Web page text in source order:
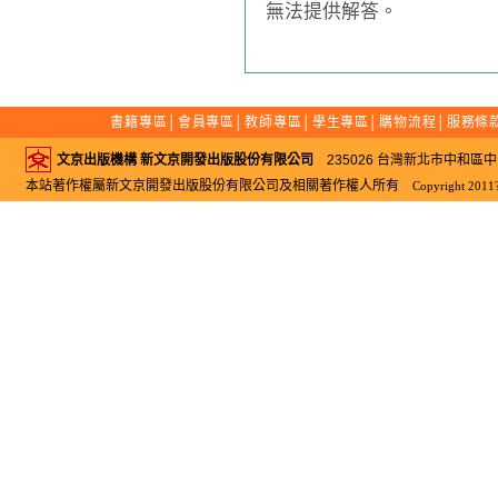
無法提供解答。
書籍專區 會員專區 │教師專區 學生專區 購物流程 服務條
文京出版機構 新文京開發出版股份有限公司
235026 台灣新北市中和區
本站著作權屬新文京開發出版股份有限公司及相關著作權人所有
Copyright